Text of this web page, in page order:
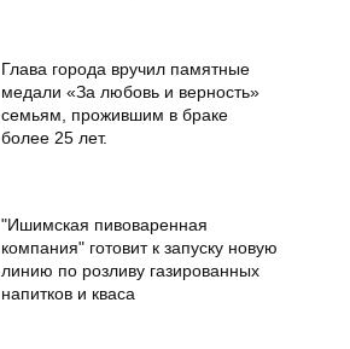
Глава города вручил памятные
медали «За любовь и верность»
семьям, прожившим в браке
более 25 лет.
"Ишимская пивоваренная
компания" готовит к запуску новую
линию по розливу газированных
напитков и кваса